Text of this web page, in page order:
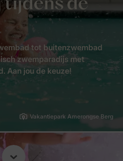
tijdens de
tot buitenzwembad
zwemparadijs met
Aan jou de keuze!
Vakantiepark Amerongse Berg